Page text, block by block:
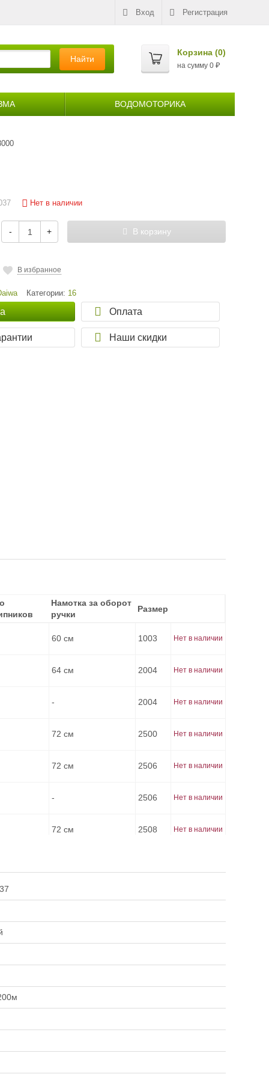
Вход Регистрация
Найти
Корзина (0)
на сумму 0 ₽
ВОДОМОТОРИКА
Нет в наличии
- + В корзину
В избранное
Категории: 16
Оплата
Наши скидки
Намотка за оборот
ручки
Размер
Намотка за оборот
ручки
Размер
60 см 1003 Нет в наличии
64 см 2004 Нет в наличии
- 2004 Нет в наличии
72 см 2500 Нет в наличии
72 см 2506 Нет в наличии
- 2506 Нет в наличии
72 см 2508 Нет в наличии
81 см 3000
95 см 3012 Нет в наличии
106 см 3500 Нет в наличии